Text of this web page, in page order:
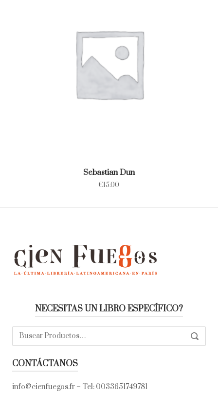
Sebastian Dun
€15.00
NECESITAS UN LIBRO ESPECÍFICO?
Buscar:
CONTÁCTANOS
info@cienfuegos.fr – Tel: 0033651749781